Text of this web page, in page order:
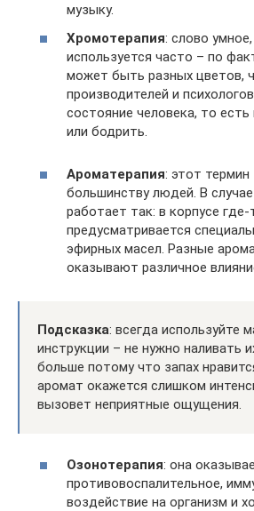
музыку.
Хромотерапия: слово
используется часто – по
может быть разных цветов,
производителей и
состояние человека, то
или бодрить.
Ароматерапия: этот
большинству людей. В
работает так: в корпусе где-
предусматривается
эфирных масел. Разные
оказывают различное
Подсказка: всегда используйте
инструкции – не нужно наливать
больше потому что запах
аромат окажется слишком
вызовет неприятные ощущения.
Озонотерапия: она
противовоспалительное,
воздействие на организм и